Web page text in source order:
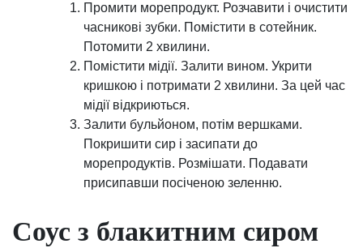
Промити морепродукт. Розчавити і очистити
часникові зубки. Помістити в сотейник.
Потомити 2 хвилини.
Помістити мідії. Залити вином. Укрити
кришкою і потримати 2 хвилини. За цей час
мідії відкриються.
Залити бульйоном, потім вершками.
Покришити сир і засипати до
морепродуктів. Розмішати. Подавати
присипавши посіченою зеленню.
Соус з блакитним сиром